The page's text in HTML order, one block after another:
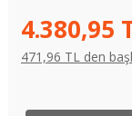
4.380,95
471,96 TL den